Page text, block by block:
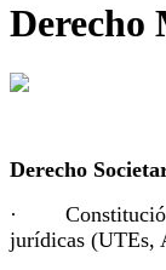
Derecho
Derecho
· Constitución
jurídicas